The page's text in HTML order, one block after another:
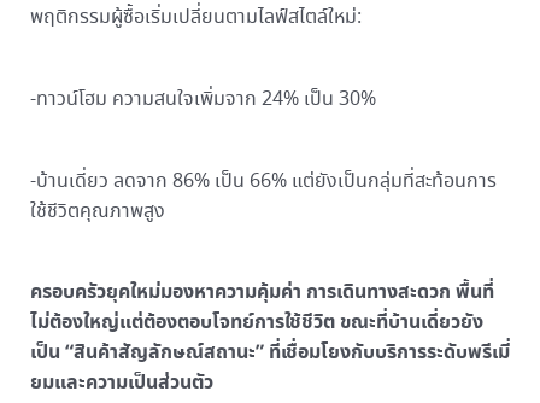
พฤติกรรมผู้ซื้อเริ่มเปลี่ยนตามไลฟ์สไตล์ใหม่:
-ทาวน์โฮม ความสนใจเพิ่มจาก 24% เป็น 30%
-บ้านเดี่ยว ลดจาก 86% เป็น 66% แต่ยังเป็นกลุ่มที่สะท้อนการ
ใช้ชีวิตคุณภาพสูง
ครอบครัวยุคใหม่มองหาความคุ้มค่า การเดินทางสะดวก พื้นที่
ไม่ต้องใหญ่แต่ต้องตอบโจทย์การใช้ชีวิต ขณะที่บ้านเดี่ยวยัง
เป็น “สินค้าสัญลักษณ์สถานะ” ที่เชื่อมโยงกับบริการระดับพรีเมี่
ยมและความเป็นส่วนตัว